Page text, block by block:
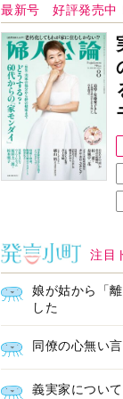
インフォメーション
ＡＩで始める遺言を書
く前の準備セミナー開
催
脳の健康習慣をサポー
トするオープンイヤー
型イヤホン「kikippa イ
ヤホン HERALBONY
モデル」発売